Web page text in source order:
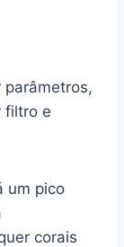
filtro e
um pico
corais